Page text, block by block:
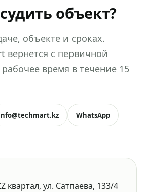
объект?
объекте и сроках.
вернется с первичной
время в течение 15
WhatsApp
квартал, ул. Сатпаева, 133/4